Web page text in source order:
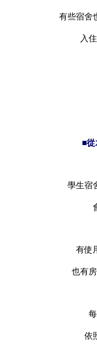
有些宿舍
入
■從
學生宿
有使
也有
依